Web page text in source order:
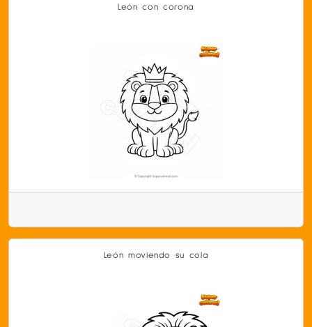
León con corona
León moviendo su cola